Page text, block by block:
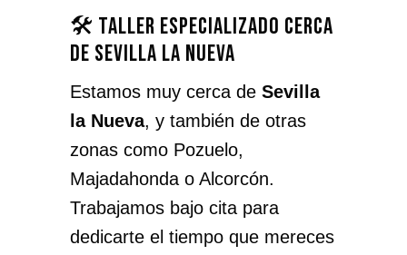
🛠️ Taller especializado cerca
de Sevilla la Nueva
Estamos muy cerca de Sevilla
la Nueva, y también de otras
zonas como Pozuelo,
Majadahonda o Alcorcón.
Trabajamos bajo cita para
dedicarte el tiempo que mereces